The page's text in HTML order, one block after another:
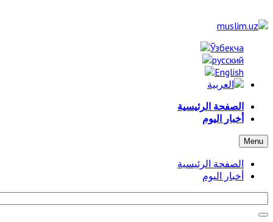
الصفحة الرئيسية
أخبار اليوم
Menu
الصفحة الرئيسية
أخبار اليوم